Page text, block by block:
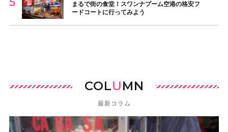
まるで街の食堂！スワンナプーム空港の格安フ
ードコートに行ってみよう
COLUMN
最新コラム